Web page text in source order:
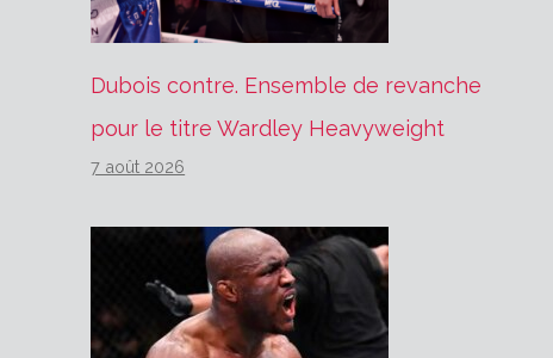
Dubois contre. Ensemble de revanche
pour le titre Wardley Heavyweight
7 août 2026